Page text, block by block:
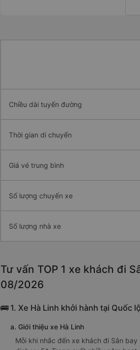
Chiều dài tuyến đường
Thời gian di chuyển
Giá vé trung bình
Số lượng chuyến xe
Số lượng nhà xe
Tư vấn TOP 1 xe khách đi
08/2026
🚌 1. Xe Hà Linh khởi hành tại Quốc
a. Giới thiệu xe Hà Linh
Mỗi khi nhắc đến xe khách đi Sân